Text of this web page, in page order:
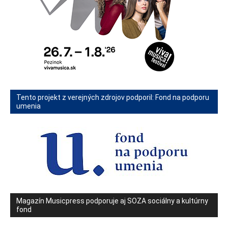
Tento projekt z verejných zdrojov podporil: Fond na podporu
umenia
Magazín Musicpress podporuje aj SOZA sociálny a kultúrny
fond